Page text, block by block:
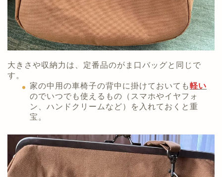
大きさや収納力は、定番品のがま口バッグと同じで
す。
家の中用の車椅子の背中に掛けておいても軽い
のでいつでも使えるもの（スマホやイヤフォ
ン、ハンドクリームなど）を入れておくと重
宝。